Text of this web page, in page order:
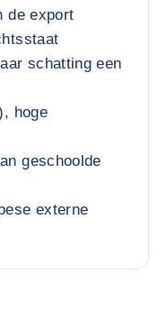
de export
schatting een
hoge
geschoolde
externe